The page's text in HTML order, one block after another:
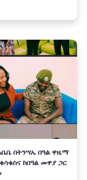
በትንሣኤ በዓል ዋዜማ
ከበዓል መዋያ ጋር